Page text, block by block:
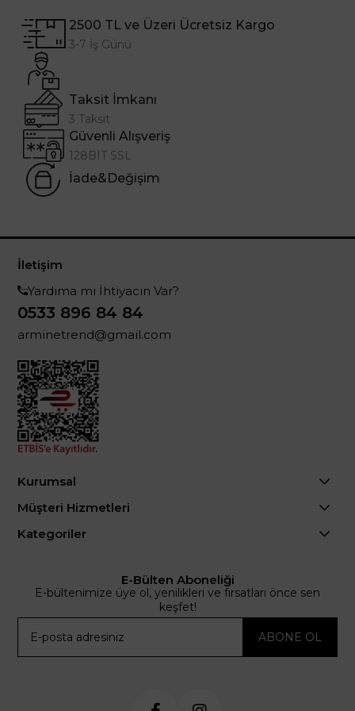
2500 TL ve Üzeri Ücretsiz Kargo
3-7 İş Günü
Taksit İmkanı
3 Taksit
Güvenli Alışveriş
128BIT SSL
İade&Değişim
İletişim
Yardıma mı İhtiyacın Var?
0533 896 84 84
arminetrend@gmail.com
Kurumsal
Müşteri Hizmetleri
Kategoriler
E-Bülten Aboneliği
E-bültenimize üye ol, yenilikleri ve fırsatları önce sen
keşfet!
ABONE OL